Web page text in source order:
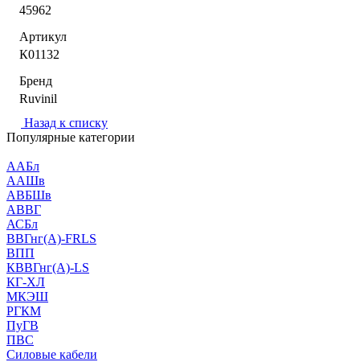
45962
Артикул
К01132
Бренд
Ruvinil
Назад к списку
Популярные категории
ААБл
ААШв
АВБШв
АВВГ
АСБл
ВВГнг(А)-FRLS
ВПП
КВВГнг(А)-LS
КГ-ХЛ
МКЭШ
РГКМ
ПуГВ
ПВС
Силовые кабели